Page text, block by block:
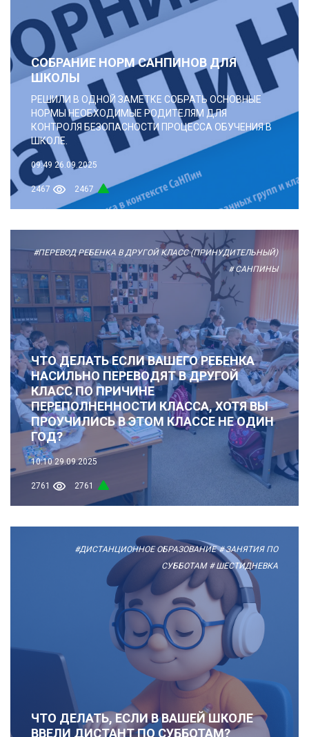
СОБРАНИЕ НОРМ САНПИНОВ ДЛЯ
ШКОЛЫ
РЕШИЛИ В ОДНОЙ ЗАМЕТКЕ СОБРАТЬ ОСНОВНЫЕ
НОРМЫ НЕОБХОДИМЫЕ РОДИТЕЛЯМ ДЛЯ
КОНТРОЛЯ БЕЗОПАСНОСТИ ПРОЦЕССА ОБУЧЕНИЯ В
ШКОЛЕ.
09:49 26.09.2025
2467 2467
#ПЕРЕВОД РЕБЕНКА В ДРУГОЙ КЛАСС (ПРИНУДИТЕЛЬНЫЙ)
# САНПИНЫ
ЧТО ДЕЛАТЬ ЕСЛИ ВАШЕГО РЕБЕНКА
НАСИЛЬНО ПЕРЕВОДЯТ В ДРУГОЙ
КЛАСС ПО ПРИЧИНЕ
ПЕРЕПОЛНЕННОСТИ КЛАССА, ХОТЯ ВЫ
ПРОУЧИЛИСЬ В ЭТОМ КЛАССЕ НЕ ОДИН
ГОД?
10:10 29.09.2025
2761 2761
#ДИСТАНЦИОННОЕ ОБРАЗОВАНИЕ # ЗАНЯТИЯ ПО
СУББОТАМ # ШЕСТИДНЕВКА
ЧТО ДЕЛАТЬ, ЕСЛИ В ВАШЕЙ ШКОЛЕ
ВВЕЛИ ДИСТАНТ ПО СУББОТАМ?